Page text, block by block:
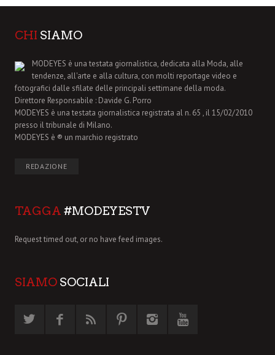
CHI SIAMO
MODEYES è una testata giornalistica, dedicata alla Moda, alle
tendenze, all'arte e alla cultura, con molti reportage video e
fotografici dalle sfilate delle principali settimane della moda.
Direttore Responsabile : Davide G. Porro
MODEYES è una testata giornalistica registrata al n. 65 , il 15/02/2010
presso il tribunale di Milano.
MODEYES è ® un marchio registrato
REDAZIONE
TAGGA #MODEYESTV
Request timed out, or no have feed images.
SIAMO SOCIALI